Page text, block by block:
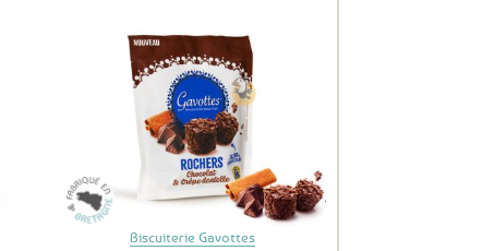
Biscuiterie Gavottes